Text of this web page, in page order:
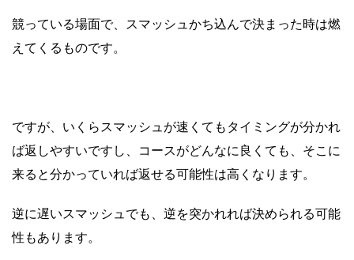
競っている場面で、スマッシュかち込んで決まった時は燃
えてくるものです。
ですが、いくらスマッシュが速くてもタイミングが分かれ
ば返しやすいですし、コースがどんなに良くても、そこに
来ると分かっていれば返せる可能性は高くなります。
逆に遅いスマッシュでも、逆を突かれれば決められる可能
性もあります。